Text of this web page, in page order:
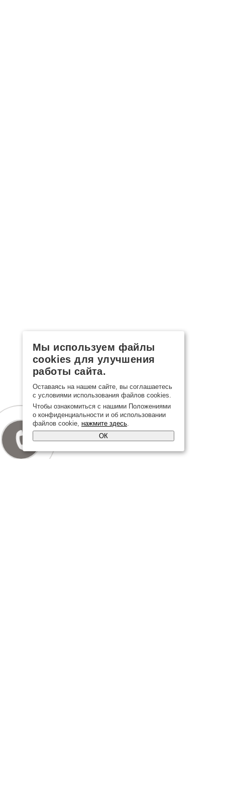
Мы используем файлы
cookies для улучшения
работы сайта.
Оставаясь на нашем сайте, вы соглашаетесь
с условиями использования файлов cookies.
Чтобы ознакомиться с нашими Положениями
о конфиденциальности и об использовании
файлов cookie, нажмите здесь.
ОК